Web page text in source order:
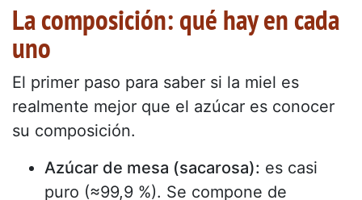
La composición: qué hay en cada
uno
El primer paso para saber si la miel es
realmente mejor que el azúcar es conocer
su composición.
Azúcar de mesa (sacarosa): es casi
puro (≈99,9 %). Se compone de